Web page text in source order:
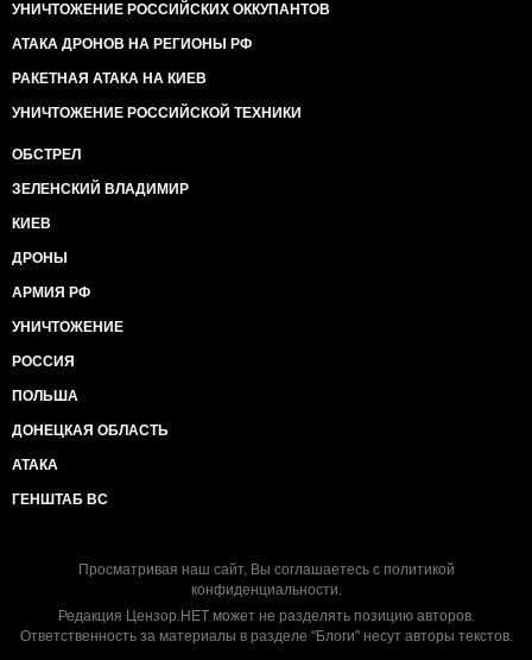
УНИЧТОЖЕНИЕ РОССИЙСКИХ ОККУПАНТОВ
АТАКА ДРОНОВ НА РЕГИОНЫ РФ
РАКЕТНАЯ АТАКА НА КИЕВ
УНИЧТОЖЕНИЕ РОССИЙСКОЙ ТЕХНИКИ
ОБСТРЕЛ
ЗЕЛЕНСКИЙ ВЛАДИМИР
КИЕВ
ДРОНЫ
АРМИЯ РФ
УНИЧТОЖЕНИЕ
РОССИЯ
ПОЛЬША
ДОНЕЦКАЯ ОБЛАСТЬ
АТАКА
ГЕНШТАБ ВС
Просматривая наш сайт, Вы соглашаетесь с политикой
конфиденциальности.
Редакция Цензор.НЕТ может не разделять позицию авторов.
Ответственность за материалы в разделе "Блоги" несут авторы текстов.